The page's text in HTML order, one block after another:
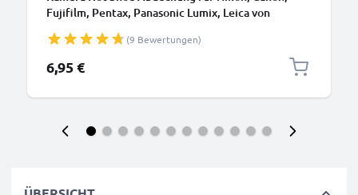
Fujifilm, Pentax, Panasonic Lumix, Leica von
(9 Bewertungen)
6,95 €